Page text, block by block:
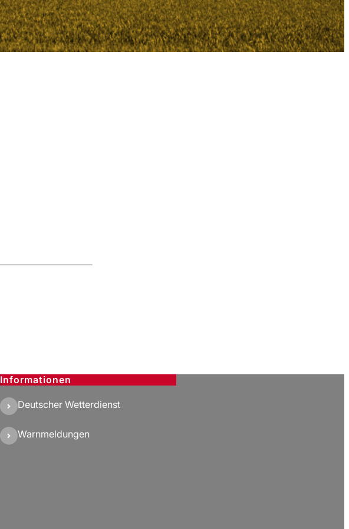
Informationen
Deutscher Wetterdienst
Warnmeldungen